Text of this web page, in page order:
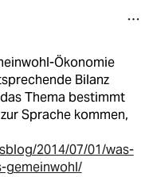
Ökonomie
Bilanz
Thema bestimmt
Sprache kommen,
2014/07/01/was-
gemeinwohl/